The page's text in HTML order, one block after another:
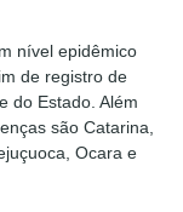
nível epidêmico
de registro de
do Estado. Além
são Catarina,
Ocara e